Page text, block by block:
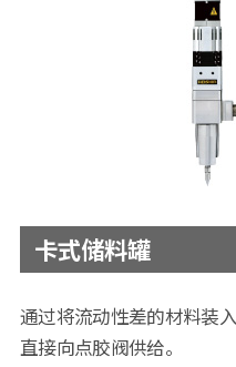
卡式储料罐
通过将流动性差的材料装
直接向点胶阀供给。